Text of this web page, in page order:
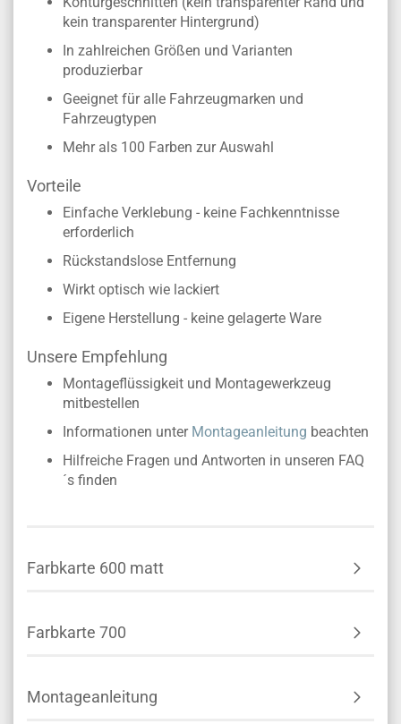
kein transparenter Hintergrund)
In zahlreichen Größen und Varianten
produzierbar
Geeignet für alle Fahrzeugmarken und
Fahrzeugtypen
Mehr als 100 Farben zur Auswahl
Vorteile
Einfache Verklebung - keine Fachkenntnisse
erforderlich
Rückstandslose Entfernung
Wirkt optisch wie lackiert
Eigene Herstellung - keine gelagerte Ware
Unsere Empfehlung
Montageflüssigkeit und Montagewerkzeug
mitbestellen
Informationen unter Montageanleitung beachten
Hilfreiche Fragen und Antworten in unseren FAQ
´s finden
Farbkarte 600 matt
Farbkarte 700
Montageanleitung